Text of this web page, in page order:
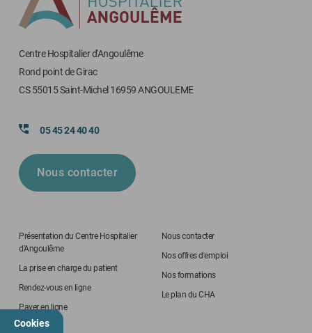
Centre Hospitalier d'Angoulême
Rond point de Girac
CS 55015 Saint-Michel 16959 ANGOULEME
05 45 24 40 40
Nous contacter
Présentation du Centre Hospitalier
d'Angoulême
La prise en charge du patient
Rendez-vous en ligne
Payer en ligne
Nous contacter
Nos offres d'emploi
Nos formations
Le plan du CHA
Cookies